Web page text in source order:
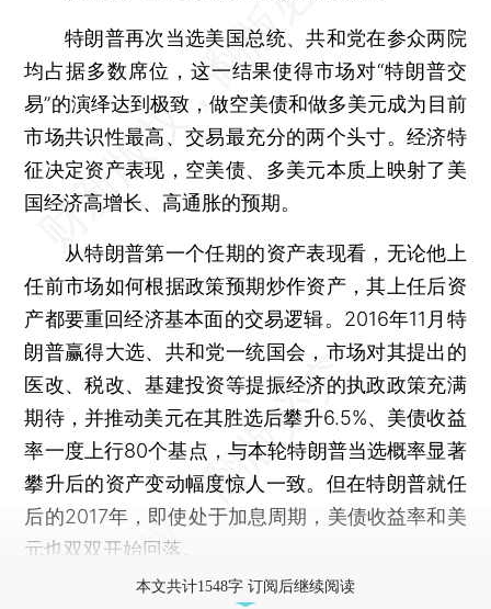
特朗普再次当选美国总统、共和党在参众两院
均占据多数席位，这一结果使得市场对“特朗普交
易”的演绎达到极致，做空美债和做多美元成为目前
市场共识性最高、交易最充分的两个头寸。经济特
征决定资产表现，空美债、多美元本质上映射了美
国经济高增长、高通胀的预期。
从特朗普第一个任期的资产表现看，无论他上
任前市场如何根据政策预期炒作资产，其上任后资
产都要重回经济基本面的交易逻辑。2016年11月特
朗普赢得大选、共和党一统国会，市场对其提出的
医改、税改、基建投资等提振经济的执政政策充满
期待，并推动美元在其胜选后攀升6.5%、美债收益
率一度上行80个基点，与本轮特朗普当选概率显著
攀升后的资产变动幅度惊人一致。但在特朗普就任
后的2017年，即使处于加息周期，美债收益率和美
元也双双开始回落。
本文共计1548字 订阅后继续阅读